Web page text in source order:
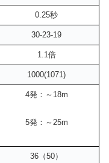
0.25秒
30-23-19
1.1倍
1000(1071)
4発：～18m
5発：～25m
36（50）